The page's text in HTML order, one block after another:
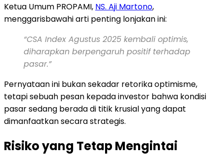
Ketua Umum PROPAMI, NS. Aji Martono,
menggarisbawahi arti penting lonjakan ini:
“CSA Index Agustus 2025 kembali optimis,
diharapkan berpengaruh positif terhadap
pasar.”
Pernyataan ini bukan sekadar retorika optimisme,
tetapi sebuah pesan kepada investor bahwa kondisi
pasar sedang berada di titik krusial yang dapat
dimanfaatkan secara strategis.
Risiko yang Tetap Mengintai